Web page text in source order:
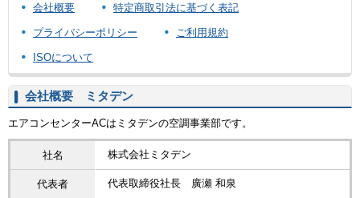
会社概要 特定商取引法に基づく表記
プライバシーポリシー ご利用規約
ISOについて
会社概要 ミタデン
エアコンセンターACはミタデンの空調事業部です。
社名 株式会社ミタデン
代表者 代表取締役社長 廣瀬 和泉